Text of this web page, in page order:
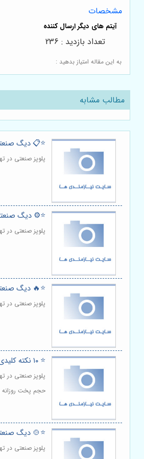
مشخصات
به این مقاله امتیاز بدهید :
تعداد بازدید : 236
مطالب مشابه
⭐️📋 دیگ
پلوپز صنعتی در
⭐️⚙️ دیگ
پلوپز صنعتی در
⭐️🔥 دیگ
پلوپز صنعتی در
⭐️ ۱۰ نکته کلیدی برای انتخاب بهترین دیگ صنعتی بر اساس ظرفیت پخت 🍲
پلوپز صنعتی در
حجم پخت روزانه
⭐️🍲 دیگ
پلوپز صنعتی در